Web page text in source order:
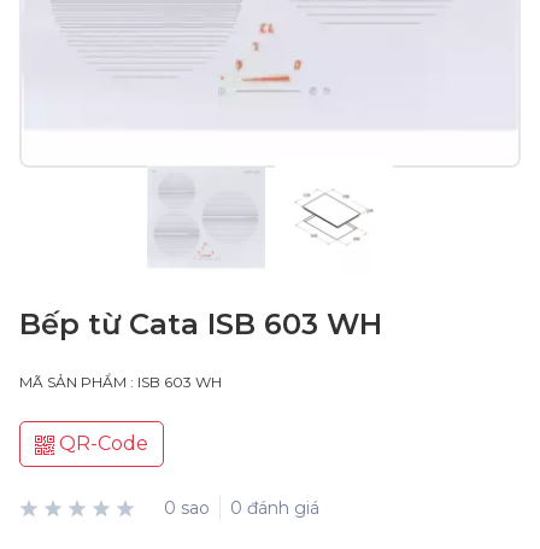
Bếp từ Cata ISB 603 WH
MÃ SẢN PHẨM : ISB 603 WH
QR-Code
0 sao 0 đánh giá